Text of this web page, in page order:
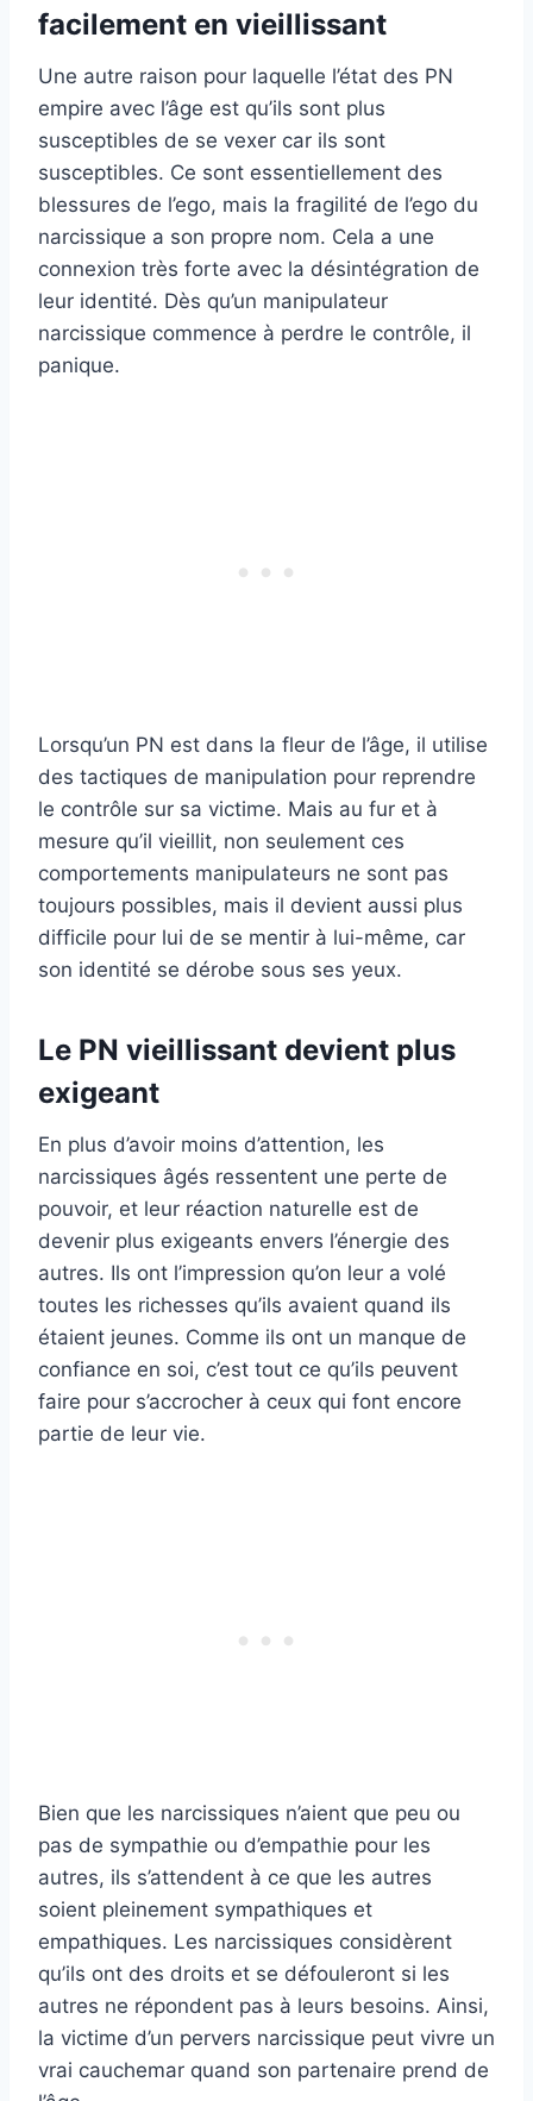
facilement en vieillissant
Une autre raison pour laquelle l’état des PN
empire avec l’âge est qu’ils sont plus
susceptibles de se vexer car ils sont
susceptibles. Ce sont essentiellement des
blessures de l’ego, mais la fragilité de l’ego du
narcissique a son propre nom. Cela a une
connexion très forte avec la désintégration de
leur identité. Dès qu’un manipulateur
narcissique commence à perdre le contrôle, il
panique.
Lorsqu’un PN est dans la fleur de l’âge, il utilise
des tactiques de manipulation pour reprendre
le contrôle sur sa victime. Mais au fur et à
mesure qu’il vieillit, non seulement ces
comportements manipulateurs ne sont pas
toujours possibles, mais il devient aussi plus
difficile pour lui de se mentir à lui-même, car
son identité se dérobe sous ses yeux.
Le PN vieillissant devient plus
exigeant
En plus d’avoir moins d’attention, les
narcissiques âgés ressentent une perte de
pouvoir, et leur réaction naturelle est de
devenir plus exigeants envers l’énergie des
autres. Ils ont l’impression qu’on leur a volé
toutes les richesses qu’ils avaient quand ils
étaient jeunes. Comme ils ont un manque de
confiance en soi, c’est tout ce qu’ils peuvent
faire pour s’accrocher à ceux qui font encore
partie de leur vie.
Bien que les narcissiques n’aient que peu ou
pas de sympathie ou d’empathie pour les
autres, ils s’attendent à ce que les autres
soient pleinement sympathiques et
empathiques. Les narcissiques considèrent
qu’ils ont des droits et se défouleront si les
autres ne répondent pas à leurs besoins. Ainsi,
la victime d’un pervers narcissique peut vivre un
vrai cauchemar quand son partenaire prend de